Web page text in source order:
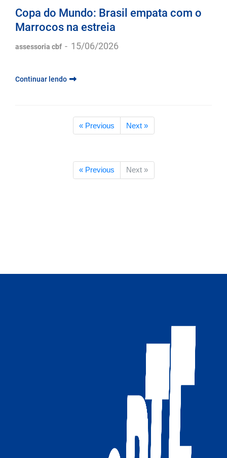
Copa do Mundo: Brasil empata com o
Marrocos na estreia
assessoria cbf - 15/06/2026
Continuar lendo
« Previous Next »
« Previous Next »